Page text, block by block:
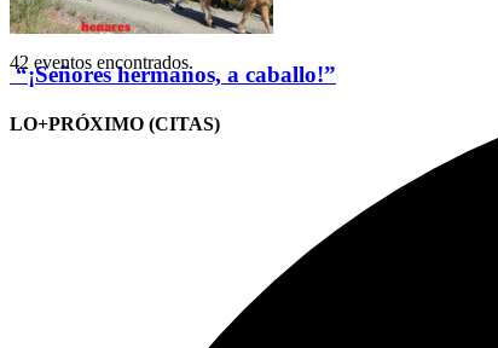
“¡Señores hermanos, a caballo!”
LO+PRÓXIMO (CITAS)
42 eventos encontrados.